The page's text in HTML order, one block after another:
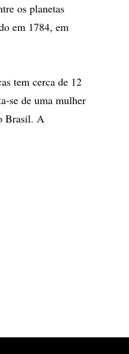
os planetas
em 1784, em
tem cerca de 12
se de uma mulher
Brasil. A